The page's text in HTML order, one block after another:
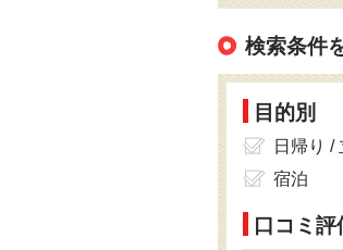
検索条件
目的別
日帰り /
宿泊
口コミ評